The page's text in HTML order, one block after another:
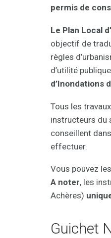
permis de
Le Plan Local
objectif de
règles
d’utilité
d’Inondations
Tous les
instructeurs du
conseillent
effectuer.
Vous pouvez
A noter, les
Achères)
Guichet